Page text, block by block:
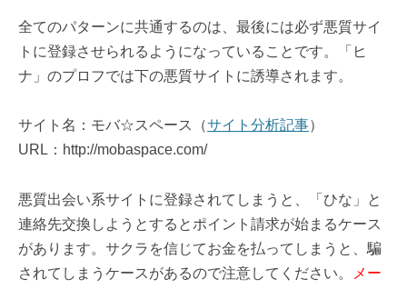
全てのパターンに共通するのは、最後には必ず悪質サイ
トに登録させられるようになっていることです。「ヒ
ナ」のプロフでは下の悪質サイトに誘導されます。
サイト名：モバ☆スペース（サイト分析記事）
URL：http://mobaspace.com/
悪質出会い系サイトに登録されてしまうと、「ひな」と
連絡先交換しようとするとポイント請求が始まるケース
があります。サクラを信じてお金を払ってしまうと、騙
されてしまうケースがあるので注意してください。
メー